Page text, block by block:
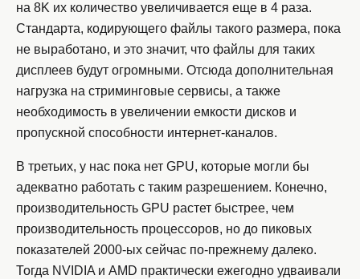
на 8K их количество увеличивается еще в 4 раза.
Стандарта, кодирующего файлы такого размера, пока
не выработано, и это значит, что файлы для таких
дисплеев будут огромными. Отсюда дополнительная
нагрузка на стриминговые сервисы, а также
необходимость в увеличении емкости дисков и
пропускной способности интернет-каналов.
В третьих, у нас пока нет GPU, которые могли бы
адекватно работать с таким разрешением. Конечно,
производительность GPU растет быстрее, чем
производительность процессоров, но до пиковых
показателей 2000-ых сейчас по-прежнему далеко.
Тогда NVIDIA и AMD практически ежегодно удваивали